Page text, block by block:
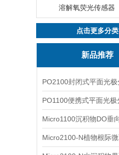
溶解氧荧光传感器
点击更多分类
新品推荐